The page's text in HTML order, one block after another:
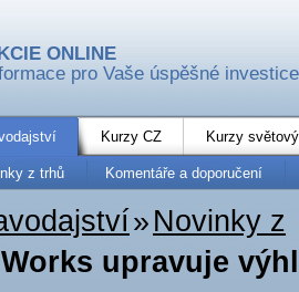
ONLINE
pro Vaše úspěšné investice
Kurzy CZ Kurzy
z trhů Komentáře a doporučení
» Novinky z
upravuje